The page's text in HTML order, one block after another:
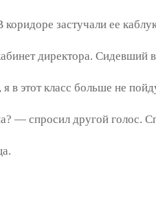
застучали ее
директора. Сидевший
этот класс больше не
— спросил другой голос.